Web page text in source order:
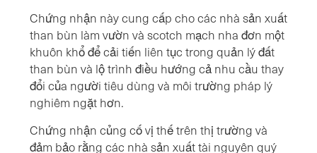
Chứng nhận này cung cấp cho các nhà sản xuất
than bùn làm vườn và scotch mạch nha đơn một
khuôn khổ để cải tiến liên tục trong quản lý đất
than bùn và lộ trình điều hướng cả nhu cầu thay
đổi của người tiêu dùng và môi trường pháp lý
nghiêm ngặt hơn.
Chứng nhận củng cố vị thế trên thị trường và
đảm bảo rằng các nhà sản xuất tài nguyên quý